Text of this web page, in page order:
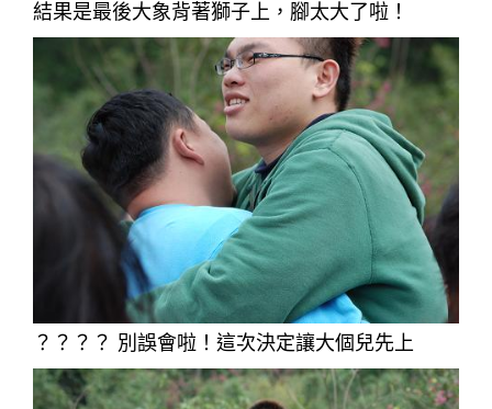
結果是最後大象背著獅子上，腳太大了啦！
？？？？ 別誤會啦！這次決定讓大個兒先上